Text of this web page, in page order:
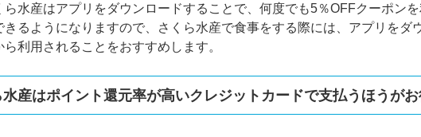
ら水産はアプリをダウンロードすることで、何度でも5％OFFクーポン
きるようになりますので、さくら水産で食事をする際には、アプリをダ
ら利用されることをおすすめします。
水産はポイント還元率が高いクレジットカードで支払うほうが